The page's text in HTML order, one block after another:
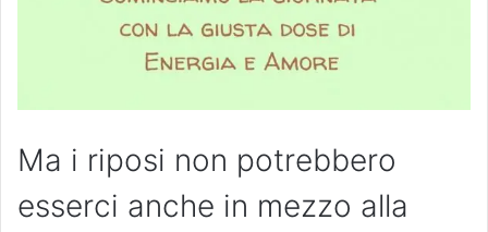
Ma i riposi non potrebbero
esserci anche in mezzo alla